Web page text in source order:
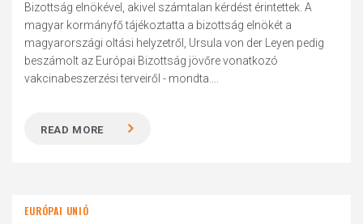
Bizottság elnökével, akivel számtalan kérdést érintettek. A
magyar kormányfő tájékoztatta a bizottság elnökét a
magyarországi oltási helyzetről, Ursula von der Leyen pedig
beszámolt az Európai Bizottság jövőre vonatkozó
vakcinabeszerzési terveiről - mondta....
READ MORE
EURÓPAI UNIÓ